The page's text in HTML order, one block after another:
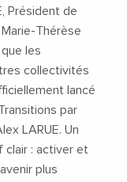
Président de
Thérèse
que les
collectivités
lancé
par
LARUE. Un
clair : activer et
plus